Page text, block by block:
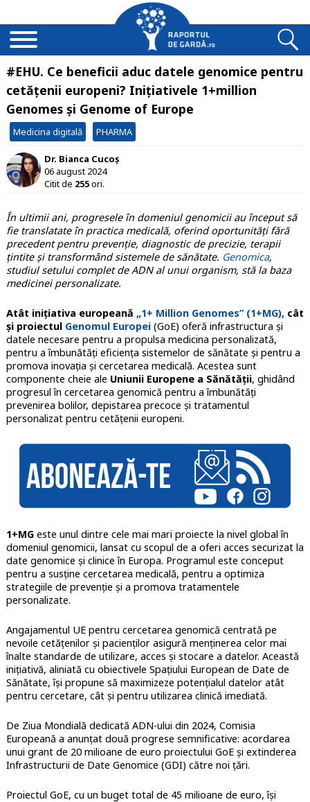
#EHU. Ce beneficii aduc datele genomice pentru
cetățenii europeni? Inițiativele 1+million
Genomes și Genome of Europe
Medicina digitală PHARMA
Dr. Bianca Cucoș
06 august 2024
Citit de 255ori.
În ultimii ani, progresele în domeniul genomicii au început să
fie translatate în practica medicală, oferind oportunități fără
precedent pentru prevenție, diagnostic de precizie, terapii
țintite și transformând sistemele de sănătate. Genomica,
studiul setului complet de ADN al unui organism, stă la baza
medicinei personalizate.
Atât inițiativa europeană „1+ Million Genomes” (1+MG),cât
și proiectul Genomul Europei(GoE) oferă infrastructura și
datele necesare pentru a propulsa medicina personalizată,
pentru a îmbunătăți eficiența sistemelor de sănătate și pentru a
promova inovația și cercetarea medicală. Acestea sunt
componente cheie ale Uniunii Europene a Sănătății, ghidând
progresul în cercetarea genomică pentru a îmbunătăți
prevenirea bolilor, depistarea precoce și tratamentul
personalizat pentru cetățenii europeni.
1+MGeste unul dintre cele mai mari proiecte la nivel global în
domeniul genomicii, lansat cu scopul de a oferi acces securizat la
date genomice și clinice în Europa. Programul este conceput
pentru a susține cercetarea medicală, pentru a optimiza
strategiile de prevenție și a promova tratamentele
personalizate.
Angajamentul UE pentru cercetarea genomică centrată pe
nevoile cetățenilor și pacienților asigură menținerea celor mai
înalte standarde de utilizare, acces și stocare a datelor. Această
inițiativă, aliniată cu obiectivele Spațiului European de Date de
Sănătate, își propune să maximizeze potențialul datelor atât
pentru cercetare, cât și pentru utilizarea clinică imediată.
De Ziua Mondială dedicată ADN-ului din 2024, Comisia
Europeană a anunțat două progrese semnificative: acordarea
unui grant de 20 milioane de euro proiectului GoE și extinderea
Infrastructurii de Date Genomice (GDI) către noi țări.
Proiectul GoE, cu un buget total de 45 milioane de euro, își